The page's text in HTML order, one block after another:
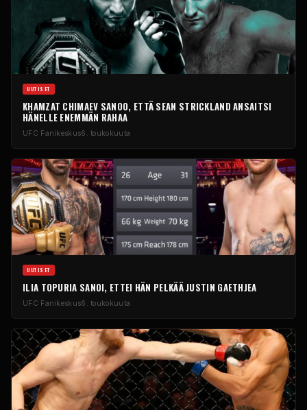
UUTISET
KHAMZAT CHIMAEV SANOO, ETTÄ SEAN STRICKLAND ANSAITSI
HÄNELLE ENEMMÄN RAHAA
UFC Fanikeskus6. toukokuuta
UUTISET
ILIA TOPURIA SANOI, ETTEI HÄN PELKÄÄ JUSTIN GAETHJEA
UFC Fanikeskus6. toukokuuta